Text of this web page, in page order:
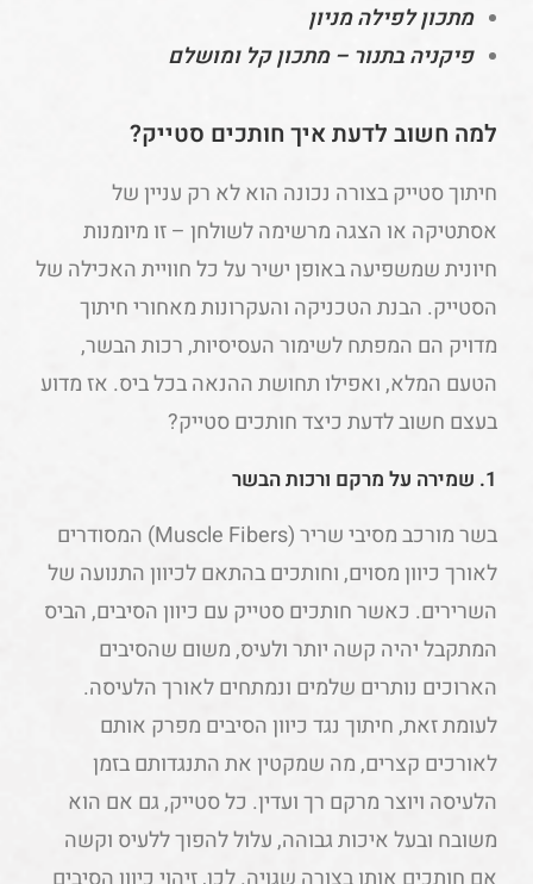
מתכון לפילה מניון
פיקניה בתנור – מתכון קל ומושלם
למה חשוב לדעת איך חותכים סטייק?
חיתוך סטייק בצורה נכונה הוא לא רק עניין של
אסתטיקה או הצגה מרשימה לשולחן – זו מיומנות
חיונית שמשפיעה באופן ישיר על כל חוויית האכילה של
הסטייק. הבנת הטכניקה והעקרונות מאחורי חיתוך
מדויק הם המפתח לשימור העסיסיות, רכות הבשר,
הטעם המלא, ואפילו תחושת ההנאה בכל ביס. אז מדוע
בעצם חשוב לדעת כיצד חותכים סטייק?
1. שמירה על מרקם ורכות הבשר
בשר מורכב מסיבי שריר (Muscle Fibers) המסודרים
לאורך כיוון מסוים, וחותכים בהתאם לכיוון התנועה של
השרירים. כאשר חותכים סטייק עם כיוון הסיבים, הביס
המתקבל יהיה קשה יותר ולעיס, משום שהסיבים
הארוכים נותרים שלמים ונמתחים לאורך הלעיסה.
לעומת זאת, חיתוך נגד כיוון הסיבים מפרק אותם
לאורכים קצרים, מה שמקטין את התנגדותם בזמן
הלעיסה ויוצר מרקם רך ועדין. כל סטייק, גם אם הוא
משובח ובעל איכות גבוהה, עלול להפוך ללעיס וקשה